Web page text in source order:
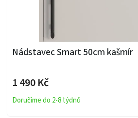
Nádstavec Smart 50cm kašmír
1 490 Kč
Doručíme do 2-8 týdnů